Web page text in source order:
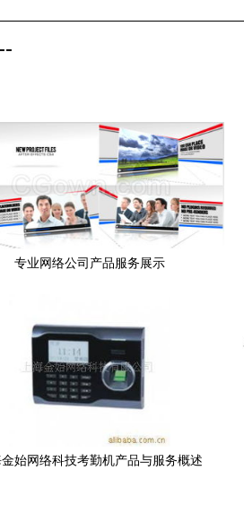
专业网络公司产品服务展示
金始网络科技考勤机产品与服务概述